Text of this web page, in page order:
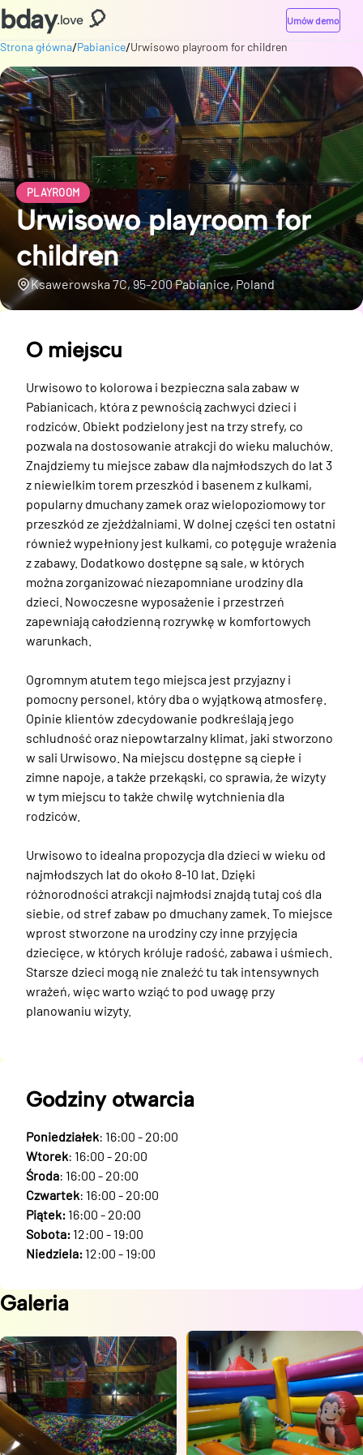
bday.love 🎈 Umów demo
Strona główna/Pabianice/Urwisowo playroom for children
PLAYROOM
Urwisowo playroom for
children
Ksawerowska 7C, 95-200 Pabianice, Poland
O miejscu
Urwisowo to kolorowa i bezpieczna sala zabaw w
Pabianicach, która z pewnością zachwyci dzieci i
rodziców. Obiekt podzielony jest na trzy strefy, co
pozwala na dostosowanie atrakcji do wieku maluchów.
Znajdziemy tu miejsce zabaw dla najmłodszych do lat 3
z niewielkim torem przeszkód i basenem z kulkami,
popularny dmuchany zamek oraz wielopoziomowy tor
przeszkód ze zjeżdżalniami. W dolnej części ten ostatni
również wypełniony jest kulkami, co potęguje wrażenia
z zabawy. Dodatkowo dostępne są sale, w których
można zorganizować niezapomniane urodziny dla
dzieci. Nowoczesne wyposażenie i przestrzeń
zapewniają całodzienną rozrywkę w komfortowych
warunkach.
Ogromnym atutem tego miejsca jest przyjazny i
pomocny personel, który dba o wyjątkową atmosferę.
Opinie klientów zdecydowanie podkreślają jego
schludność oraz niepowtarzalny klimat, jaki stworzono
w sali Urwisowo. Na miejscu dostępne są ciepłe i
zimne napoje, a także przekąski, co sprawia, że wizyty
w tym miejscu to także chwilę wytchnienia dla
rodziców.
Urwisowo to idealna propozycja dla dzieci w wieku od
najmłodszych lat do około 8-10 lat. Dzięki
różnorodności atrakcji najmłodsi znajdą tutaj coś dla
siebie, od stref zabaw po dmuchany zamek. To miejsce
wprost stworzone na urodziny czy inne przyjęcia
dziecięce, w których króluje radość, zabawa i uśmiech.
Starsze dzieci mogą nie znaleźć tu tak intensywnych
wrażeń, więc warto wziąć to pod uwagę przy
planowaniu wizyty.
Godziny otwarcia
Poniedziałek: 16:00 - 20:00
Wtorek: 16:00 - 20:00
Środa: 16:00 - 20:00
Czwartek: 16:00 - 20:00
Piątek: 16:00 - 20:00
Sobota: 12:00 - 19:00
Niedziela: 12:00 - 19:00
Galeria